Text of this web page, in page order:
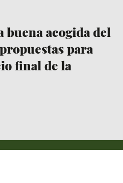
buena acogida del
para
final de la